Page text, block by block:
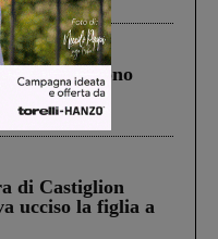
in cui morirono
schianto, il
fra tir....
di Castiglion
ucciso la figlia a